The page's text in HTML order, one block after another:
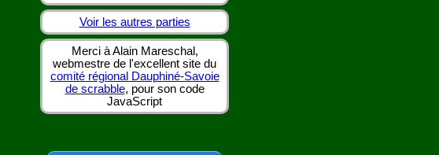
Voir les autres parties
Merci à Alain Mareschal,
webmestre de l'excellent site du
comité régional Dauphiné-Savoie
de scrabble, pour son code
JavaScript